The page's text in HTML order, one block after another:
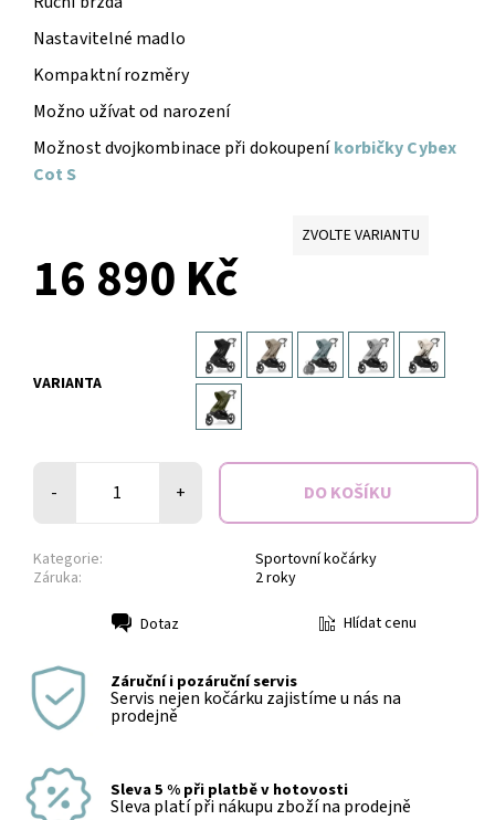
Nastavitelné madlo
Kompaktní rozměry
Možno užívat od narození
Možnost dvojkombinace při dokoupeníkorbičky Cybex
Cot S
ZVOLTE VARIANTU
16 890 Kč
VARIANTA
- +
Kategorie:
Sportovní kočárky
Záruka:
2 roky
Dotaz Hlídat cenu
Záruční i pozáruční servis
Servis nejen kočárku zajistíme u nás na
prodejně
Sleva 5 % při platbě v hotovosti
Sleva platí při nákupu zboží na prodejně